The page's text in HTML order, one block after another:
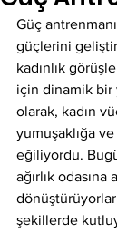
Güç
güçlerini
kadınlık
için dinamik bir
olarak, kadın
yumuşaklığa ve
eğiliyordu.
ağırlık odasına
şekillerde